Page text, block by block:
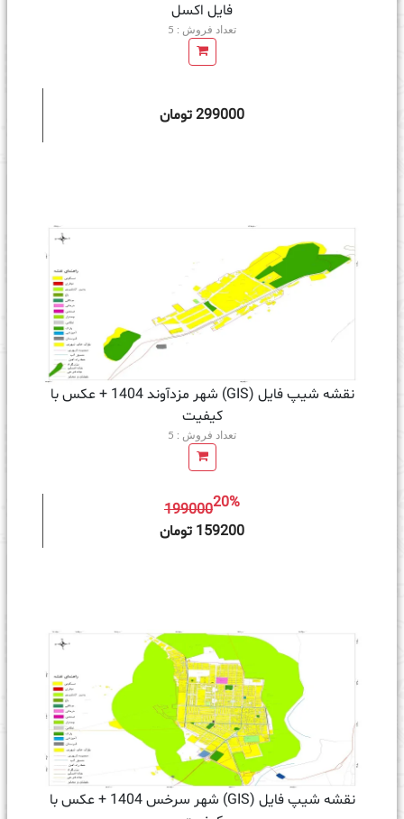
فايل اكسل
تعداد فروش : 5
299000 تومان
نقشه شیپ فایل (GIS) شهر مزدآوند 1404 + عکس با
کیفیت
تعداد فروش : 5
19900020%
159200 تومان
نقشه شیپ فایل (GIS) شهر سرخس 1404 + عکس با